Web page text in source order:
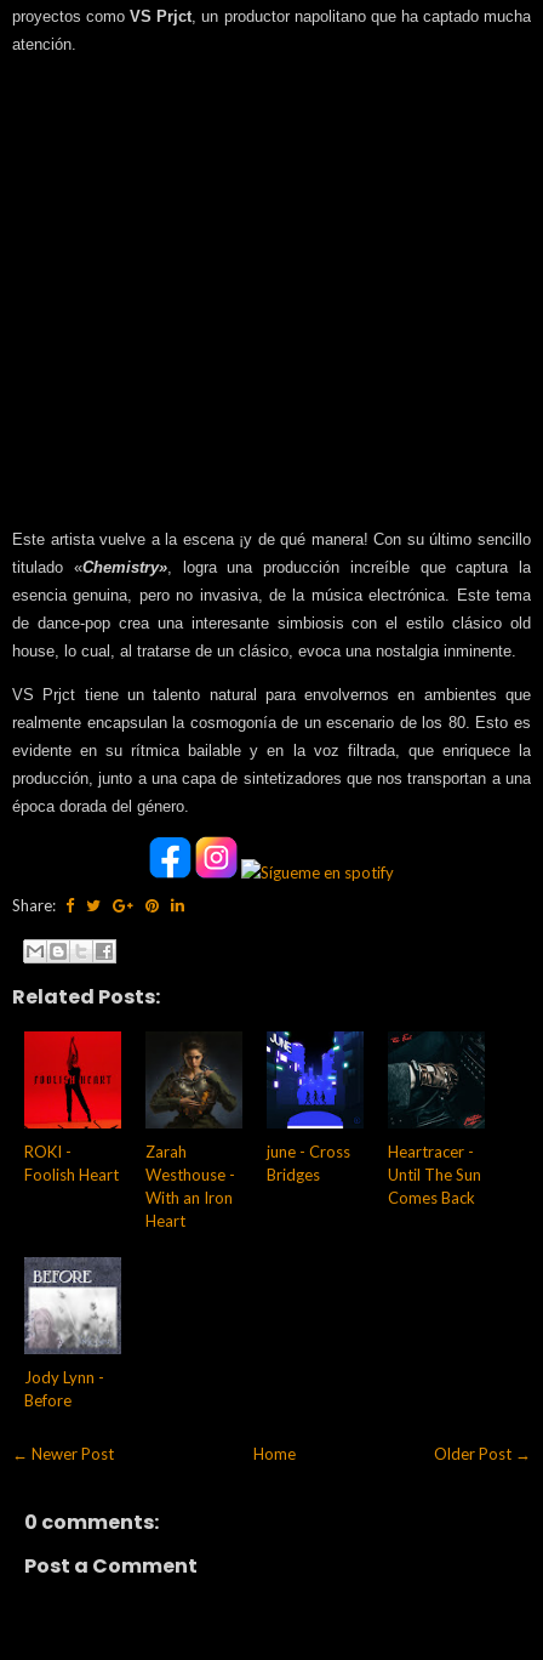
proyectos comoVS Prjct, un productor napolitano que ha captado mucha
atención.
Este artista vuelve a la escena ¡y de qué manera! Con su último sencillo
titulado «Chemistry», logra una producción increíble que captura la
esencia genuina, pero no invasiva, de la música electrónica. Este tema
de dance-pop crea una interesante simbiosis con el estilo clásico old
house, lo cual, al tratarse de un clásico, evoca una nostalgia inminente.
VS Prjct tiene un talento natural para envolvernos en ambientes que
realmente encapsulan la cosmogonía de un escenario de los 80. Esto es
evidente en su rítmica bailable y en la voz filtrada, que enriquece la
producción, junto a una capa de sintetizadores que nos transportan a una
época dorada del género.
Share:
Related Posts:
ROKI -
Foolish Heart
Zarah
Westhouse -
With an Iron
Heart
june - Cross
Bridges
Heartracer -
Until The Sun
Comes Back
Jody Lynn -
Before
← Newer Post Older Post →
Home
0 comments:
Post a Comment